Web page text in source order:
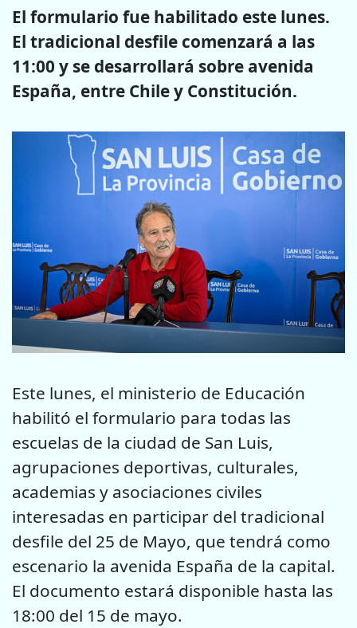
El formulario fue habilitado este lunes.
El tradicional desfile comenzará a las
11:00 y se desarrollará sobre avenida
España, entre Chile y Constitución.
Este lunes, el ministerio de Educación
habilitó el formulario para todas las
escuelas de la ciudad de San Luis,
agrupaciones deportivas, culturales,
academias y asociaciones civiles
interesadas en participar del tradicional
desfile del 25 de Mayo, que tendrá como
escenario la avenida España de la capital.
El documento estará disponible hasta las
18:00 del 15 de mayo.